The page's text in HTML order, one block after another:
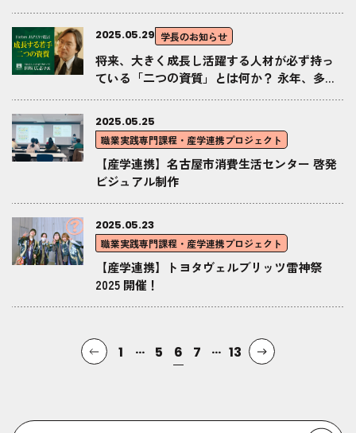
2025.05.29 学長のお知らせ
将来、大きく成長し活躍する人材が必ず持っ
ている「二つの資質」とは何か？ 永年、多く
その資質を語る
2025.05.25
職業実践専門課程・産学連携プロジェクト
【産学連携】名古屋市消費生活センター 啓発
ビジュアル制作
2025.05.23
職業実践専門課程・産学連携プロジェクト
【産学連携】トヨタヴェルブリッツ雷神祭
2025 開催！
1 ... 5 6 7 ... 13